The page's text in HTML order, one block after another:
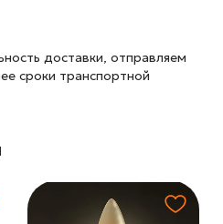
доставки, отправляем
сроки транспортной